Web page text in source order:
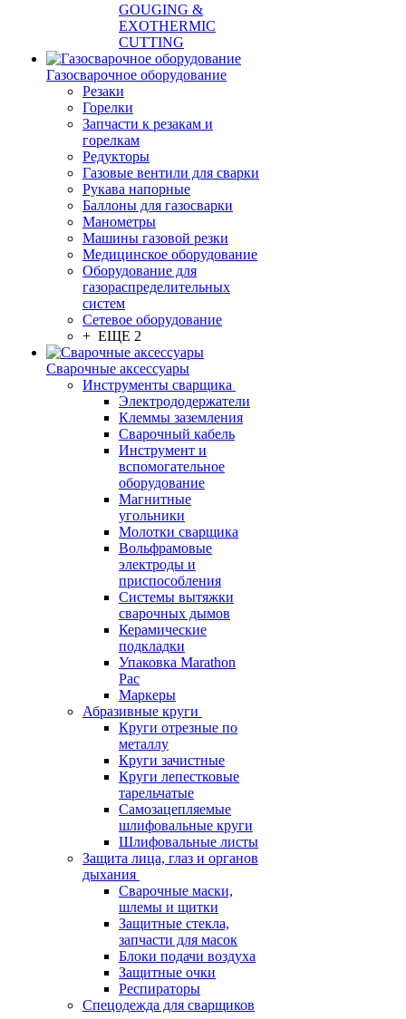
GOUGING &
EXOTHERMIC
CUTTING
Газосварочное оборудование
Резаки
Горелки
Запчасти к резакам и
горелкам
Редукторы
Газовые вентили для сварки
Рукава напорные
Баллоны для газосварки
Манометры
Машины газовой резки
Медицинское оборудование
Оборудование для
газораспределительных
систем
Сетевое оборудование
+ ЕЩЕ 2
Сварочные аксессуары
Инструменты сварщика
Электрододержатели
Клеммы заземления
Сварочный кабель
Инструмент и
вспомогательное
оборудование
Магнитные
угольники
Молотки сварщика
Вольфрамовые
электроды и
приспособления
Системы вытяжки
сварочных дымов
Керамические
подкладки
Упаковка Marathon
Pac
Маркеры
Абразивные круги
Круги отрезные по
металлу
Круги зачистные
Круги лепестковые
тарельчатые
Самозацепляемые
шлифовальные круги
Шлифовальные листы
Защита лица, глаз и органов
дыхания
Сварочные маски,
шлемы и щитки
Защитные стекла,
запчасти для масок
Блоки подачи воздуха
Защитные очки
Респираторы
Спецодежда для сварщиков